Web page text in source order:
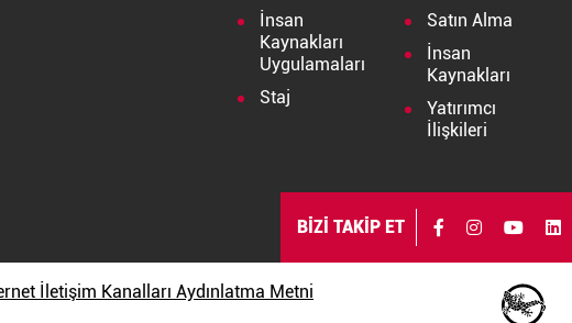
İnsan
Kaynakları
Uygulamaları
Staj
Satın Alma
İnsan
Kaynakları
Yatırımcı
İlişkileri
BİZİ TAKİP ET
İletişim Kanalları Aydınlatma Metni